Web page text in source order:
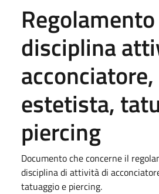
Regolamento
disciplina
acconciatore,
estetista,
piercing
Documento che concerne il
disciplina di attività di
tatuaggio e piercing.